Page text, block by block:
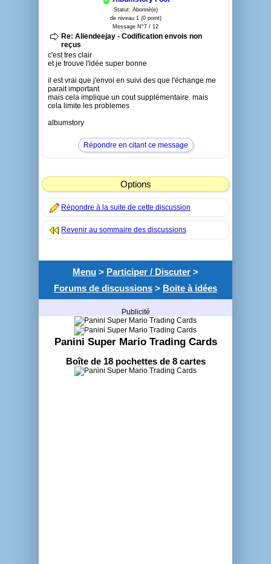
Statut: Abonné(e)
de niveau 1 (0 point)
Message N°7 / 12
Re: Aliendeejay - Codification envois non
reçus
c'est tres clair
et je trouve l'idée super bonne
il est vrai que j'envoi en suivi des que l'échange me
parait important
mais cela implique un cout supplémentaire. mais
cela limite les problemes
albumstory
Répondre en citant ce message
Options
Répondre à la suite de cette discussion
Revenir au sommaire des discussions
Menu > Participer / Discuter >
Forums de discussions > Boite à idées
Publicité
Panini Super Mario Trading Cards
Boîte de 18 pochettes de 8 cartes